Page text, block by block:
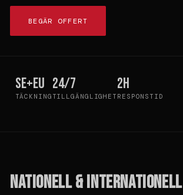
BEGÄR OFFERT
SE+EU
TÄCKNING
24/7
TILLGÄNGLIGHET
2h
RESPONSTID
NATIONELL & INTERNATIONELL